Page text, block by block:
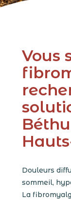
Vous
Douleurs
sommeil,
La